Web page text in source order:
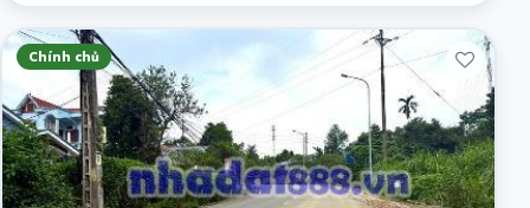
Chính chủ